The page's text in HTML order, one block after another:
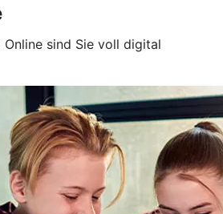
sind Sie voll digital